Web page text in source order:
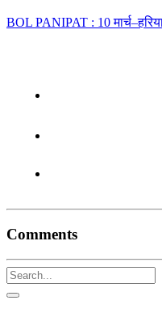
BOL PANIPAT : 10
Comments